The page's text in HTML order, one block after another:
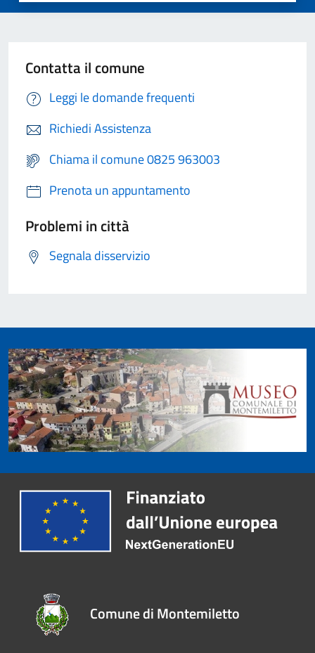
Contatta il comune
Leggi le domande frequenti
Richiedi Assistenza
Chiama il comune 0825 963003
Prenota un appuntamento
Problemi in città
Segnala disservizio
Comune di Montemiletto